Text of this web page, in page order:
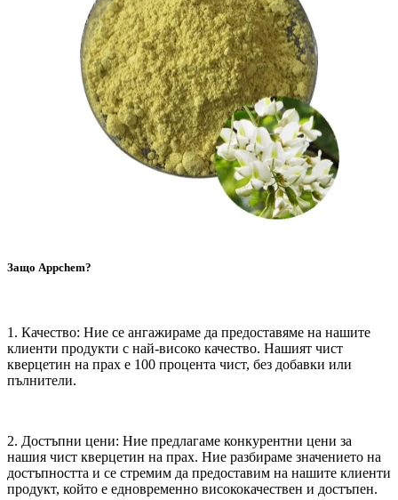
Защо Appchem?
1. Качество: Ние се ангажираме да предоставяме на нашите
клиенти продукти с най-високо качество. Нашият чист
кверцетин на прах е 100 процента чист, без добавки или
пълнители.
2. Достъпни цени: Ние предлагаме конкурентни цени за
нашия чист кверцетин на прах. Ние разбираме значението на
достъпността и се стремим да предоставим на нашите клиенти
продукт, който е едновременно висококачествен и достъпен.